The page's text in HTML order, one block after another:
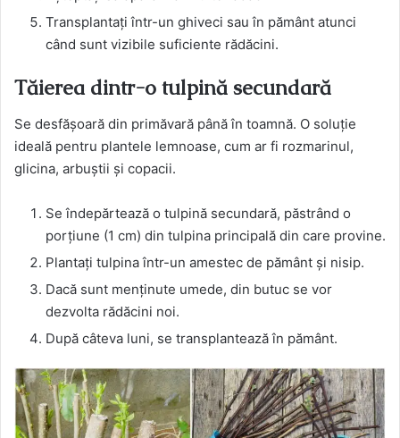
Transplantați într-un ghiveci sau în pământ atunci
când sunt vizibile suficiente rădăcini.
Tăierea dintr-o tulpină secundară
Se desfășoară din primăvară până în toamnă. O soluție
ideală pentru plantele lemnoase, cum ar fi rozmarinul,
glicina, arbuștii și copacii.
Se îndepărtează o tulpină secundară, păstrând o
porțiune (1 cm) din tulpina principală din care provine.
Plantați tulpina într-un amestec de pământ și nisip.
Dacă sunt menținute umede, din butuc se vor
dezvolta rădăcini noi.
După câteva luni, se transplantează în pământ.